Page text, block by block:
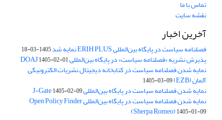
تماس با ما
نقشه سایت
آخرین اخبار
فصلنامه سیاست در پایگاه بین‌المللی ERIH PLUS نمایه شد 1405-03-18
پذیرش نشریه «فصلنامه سیاست» در پایگاه بین‌المللی DOAJ1405-02-01
نمایه شدن فصلنامه سیاست در کتابخانه دیجیتال نشریات الکترونیکی
آلمان (EZB) 1405-03-09
نمایه شدن فصلنامه سیاست در پایگاه بین‌المللی J-Gate1405-02-09
نمایه شدن فصلنامه سیاست در پایگاه بین‌المللی Open Policy Finder
(Sherpa Romeo)1405-01-09